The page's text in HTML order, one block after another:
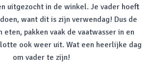
uitgezocht in de winkel. Je vader hoeft
want dit is zijn verwendag! Dus de
eten, pakken vaak de vaatwasser in en
ook weer uit. Wat een heerlijke dag
om vader te zijn!